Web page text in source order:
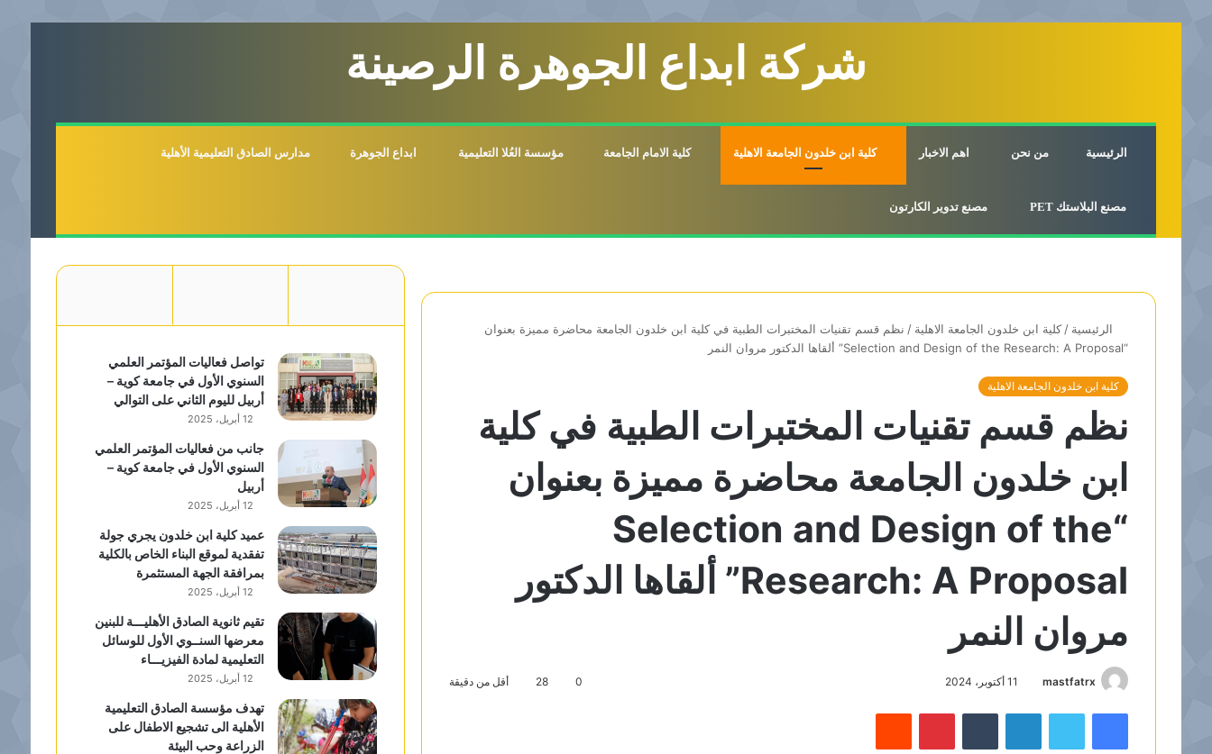
شركة ابداع الجوهرة الرصينة
الرئيسية من نحن اهم الاخبار كلية ابن خلدون الجامعة الاهلية كلية الامام الجامعة مؤسسة العُلا التعليمية ابداع الجوهرة مدارس الصادق التعليمية الأهلية
مصنع البلاستك PET مصنع تدوير الكارتون
الرئيسية / كلية ابن خلدون الجامعة الاهلية / نظم قسم تقنيات المختبرات الطبية في كلية ابن خلدون الجامعة محاضرة مميزة بعنوان
“Selection and Design of the Research: A Proposal” ألقاها الدكتور مروان النمر
كلية ابن خلدون الجامعة الاهلية
نظم قسم تقنيات المختبرات الطبية في كلية
ابن خلدون الجامعة محاضرة مميزة بعنوان
“Selection and Design of the
Research: A Proposal” ألقاها الدكتور
مروان النمر
mastfatrx 11 أكتوبر، 2024 0
28 أقل من دقيقة
فيسبوك تويتر لينكدإن ‏Tumblr بينتيريست ‏Reddit
تواصل فعاليات المؤتمر العلمي
السنوي الأول في جامعة كوية –
أربيل لليوم الثاني على التوالي
12 أبريل، 2025
جانب من فعاليات المؤتمر العلمي
السنوي الأول في جامعة كوية –
أربيل
12 أبريل، 2025
عميد كلية ابن خلدون يجري جولة
تفقدية لموقع البناء الخاص بالكلية
بمرافقة الجهة المستثمرة
12 أبريل، 2025
تقيم ثانوية الصادق الأهليـــة للبنين
معرضها السنــوي الأول للوسائل
التعليمية لمادة الفيزيـــاء
12 أبريل، 2025
تهدف مؤسسة الصادق التعليمية
الأهلية الى تشجيع الاطفال على
الزراعة وحب البيئة